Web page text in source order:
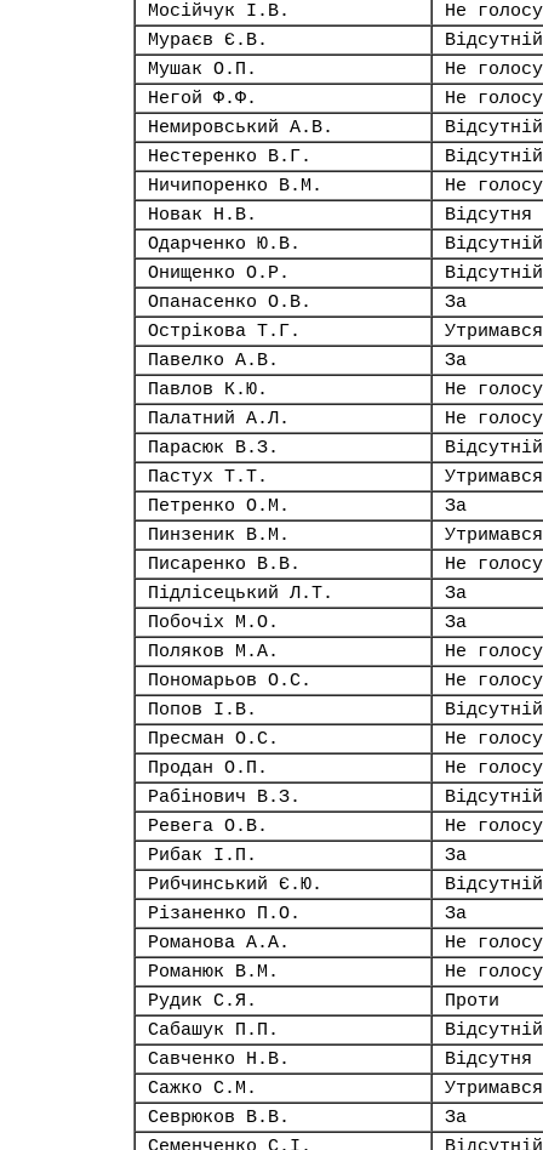
Мосійчук І.В.
Не
Мураєв Є.В.
Відсутній
Мушак О.П.
Не
Негой Ф.Ф.
Не
Немировський А.В.
Відсутній
Нестеренко В.Г.
Відсутній
Ничипоренко В.М.
Не
Новак Н.В.
Відсутня
Одарченко Ю.В.
Відсутній
Онищенко О.Р.
Відсутній
Опанасенко О.В.
За
Острікова Т.Г.
Утримався
Павелко А.В.
За
Павлов К.Ю.
Не
Палатний А.Л.
Не
Парасюк В.З.
Відсутній
Пастух Т.Т.
Утримався
Петренко О.М.
За
Пинзеник В.М.
Утримався
Писаренко В.В.
Не
Підлісецький Л.Т.
За
Побочіх М.О.
За
Поляков М.А.
Не
Пономарьов О.С.
Не
Попов І.В.
Відсутній
Пресман О.С.
Не
Продан О.П.
Не
Рабінович В.З.
Відсутній
Ревега О.В.
Не
Рибак І.П.
За
Рибчинський Є.Ю.
Відсутній
Різаненко П.О.
За
Романова А.А.
Не
Романюк В.М.
Не
Рудик С.Я.
Проти
Сабашук П.П.
Відсутній
Савченко Н.В.
Відсутня
Сажко С.М.
Утримався
Севрюков В.В.
За